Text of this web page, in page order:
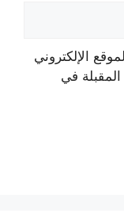
الإلكتروني
في